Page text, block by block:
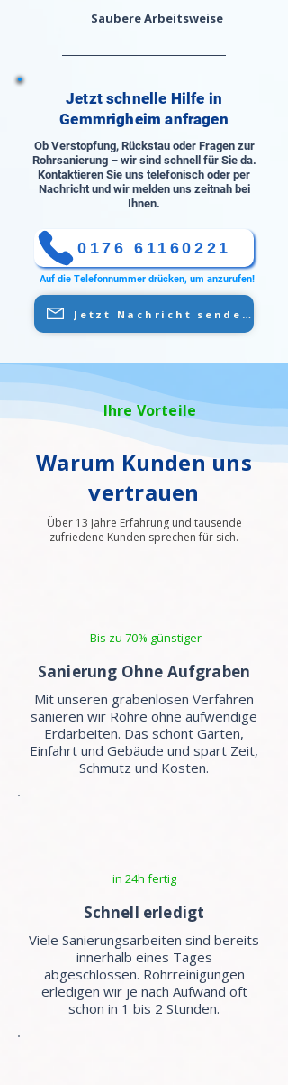
Saubere Arbeitsweise
Jetzt schnelle Hilfe in
Gemmrigheim anfragen
Ob Verstopfung, Rückstau oder Fragen zur
Rohrsanierung – wir sind schnell für Sie da.
Kontaktieren Sie uns telefonisch oder per
Nachricht und wir melden uns zeitnah bei
Ihnen.
0176 61160221
Auf die Telefonnummer drücken, um anzurufen!
Jetzt Nachricht senden
Ihre Vorteile
Warum Kunden uns
vertrauen
Über 13 Jahre Erfahrung und tausende
zufriedene Kunden sprechen für sich.
Bis zu 70% günstiger
Sanierung Ohne Aufgraben
Mit unseren grabenlosen Verfahren
sanieren wir Rohre ohne aufwendige
Erdarbeiten. Das schont Garten,
Einfahrt und Gebäude und spart Zeit,
Schmutz und Kosten.
in 24h fertig
Schnell erledigt
Viele Sanierungsarbeiten sind bereits
innerhalb eines Tages
abgeschlossen. Rohrreinigungen
erledigen wir je nach Aufwand oft
schon in 1 bis 2 Stunden.